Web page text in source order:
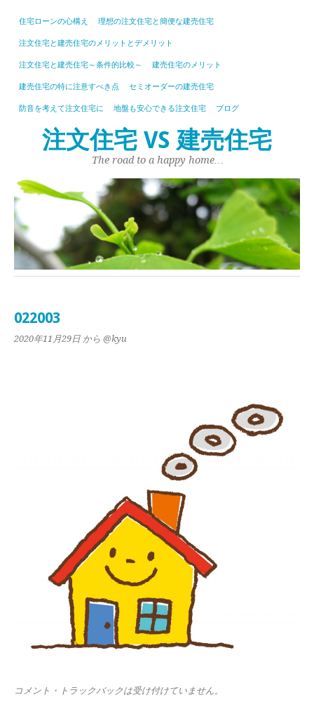
住宅ローンの心構え 理想の注文住宅と簡便な建売住宅
注文住宅と建売住宅のメリットとデメリット
注文住宅と建売住宅～条件的比較～ 建売住宅のメリット
建売住宅の特に注意すべき点 セミオーダーの建売住宅
防音を考えて注文住宅に 地盤も安心できる注文住宅 ブログ
注文住宅 VS 建売住宅
The road to a happy home…
022003
2020年11月29日 から @kyu
コメント・トラックバックは受け付けていません。